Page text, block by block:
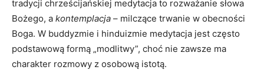
tradycji chrześcijańskiej medytacja to rozważanie słowa
Bożego, a kontemplacja – milczące trwanie w obecności
Boga. W buddyzmie i hinduizmie medytacja jest często
podstawową formą „modlitwy”, choć nie zawsze ma
charakter rozmowy z osobową istotą.